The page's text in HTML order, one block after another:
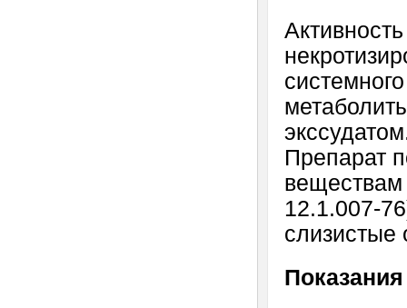
Препарат
12.1.007-
слизистые